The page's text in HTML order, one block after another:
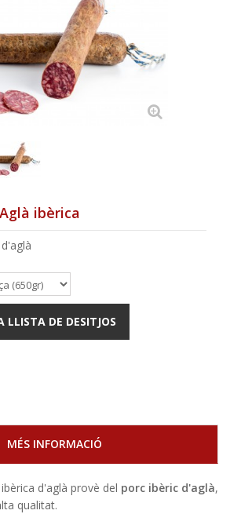
ibèrica
LLISTA DE DESITJOS
MÉS INFORMACIÓ
d'aglà provè del porc ibèric d'aglà,
qualitat.